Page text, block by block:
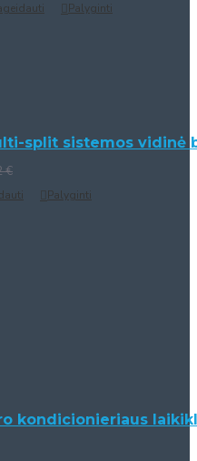
Palyginti
split sistemos vidinė
€
Palyginti
kondicionieriaus